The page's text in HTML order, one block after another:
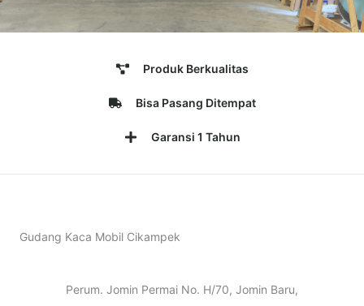
Produk Berkualitas
Bisa Pasang Ditempat
Garansi 1 Tahun
Gudang Kaca Mobil Cikampek
Perum. Jomin Permai No. H/70, Jomin Baru,